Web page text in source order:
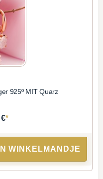
925º MIT Quarz
*
WINKELMANDJE